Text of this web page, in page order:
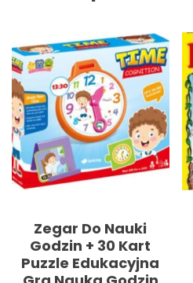
Zegar Do Nauki
Godzin + 30 Kart
Puzzle Edukacyjna